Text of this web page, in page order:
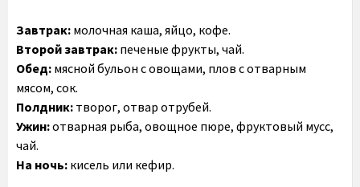
Завтрак: молочная каша, яйцо, кофе.
Второй завтрак: печеные фрукты, чай.
Обед: мясной бульон с овощами, плов с отварным
мясом, сок.
Полдник: творог, отвар отрубей.
Ужин:отварная рыба, овощное пюре, фруктовый мусс,
чай.
На ночь: кисель или кефир.